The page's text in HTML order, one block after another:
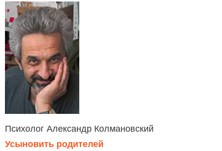
Психолог Александр Колмановский
Усыновить родителей